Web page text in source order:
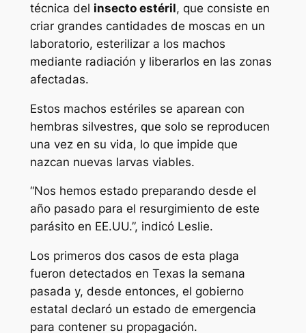
técnica del insecto estéril, que consiste en
criar grandes cantidades de moscas en un
laboratorio, esterilizar a los machos
mediante radiación y liberarlos en las zonas
afectadas.
Estos machos estériles se aparean con
hembras silvestres, que solo se reproducen
una vez en su vida, lo que impide que
nazcan nuevas larvas viables.
“Nos hemos estado preparando desde el
año pasado para el resurgimiento de este
parásito en EE.UU.”, indicó Leslie.
Los primeros dos casos de esta plaga
fueron detectados en Texas la semana
pasada y, desde entonces, el gobierno
estatal declaró un estado de emergencia
para contener su propagación.